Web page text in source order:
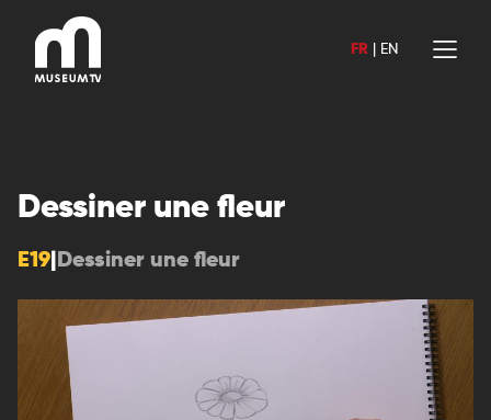
contenu
FR EN
Dessiner une fleur
E19 Dessiner une fleur